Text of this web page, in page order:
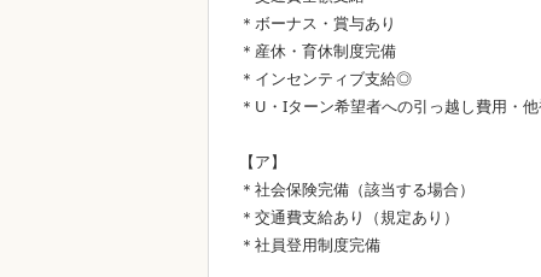
＊ボーナス・賞与あり
＊産休・育休制度完備
＊インセンティブ支給◎
＊U・Iターン希望者への引っ越し費用・
【ア】
＊社会保険完備（該当する場合）
＊交通費支給あり（規定あり）
＊社員登用制度完備